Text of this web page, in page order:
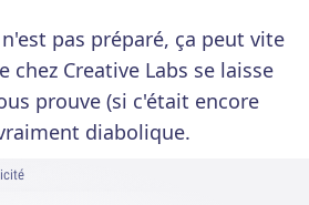
pas préparé, ça peut vite
Creative Labs se laisse
prouve (si c'était encore
diabolique.